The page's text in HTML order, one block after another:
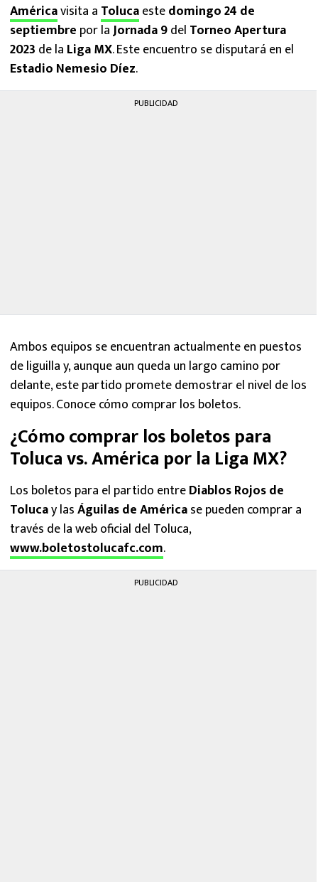
Américavisita a Tolucaestedomingo 24 de
septiembre por laJornada 9del Torneo Apertura
2023 de la Liga MX. Este encuentro se disputará en el
Estadio Nemesio Díez.
PUBLICIDAD
Ambos equipos se encuentran actualmente en puestos
de liguilla y, aunque aun queda un largo camino por
delante, este partido promete demostrar el nivel de los
equipos. Conoce cómo comprar los boletos.
¿Cómo comprar los boletos para
Toluca vs. América por la Liga MX?
Los boletos para el partido entreDiablos Rojos de
Tolucay lasÁguilas de Américase pueden comprar a
través de la web oficial del Toluca,
www.boletostolucafc.com.
PUBLICIDAD